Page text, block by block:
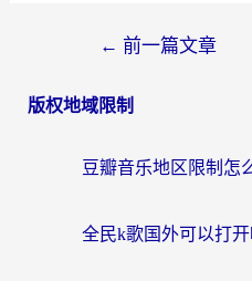
← 前一篇文章
版权地域限制